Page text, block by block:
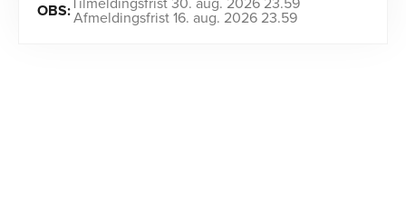
OBS:Tilmeldingsfrist 30. aug. 2026 23.59
Afmeldingsfrist 16. aug. 2026 23.59